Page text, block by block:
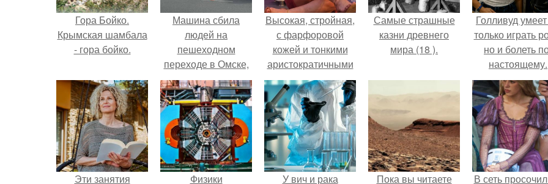
Гора Бойко.
Крымская шамбала
- гора бойко.
Машина сбила
людей на
пешеходном
переходе в Омске,
пострадали 8
человек.
Высокая, стройная,
с фарфоровой
кожей и тонкими
аристократичными
чертами, эль
выглядит так, будто
сошла с полотна
художника.
Самые страшные
казни древнего
мира (18 ).
Голливуд
только играть
но и болеть
настоящему.
Эти занятия Физики У вич и рака Пока вы читаете В сеть